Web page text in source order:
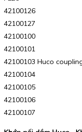
42100126
42100127
42100100
42100101
42100103 Huco
42100104
42100105
42100106
42100107